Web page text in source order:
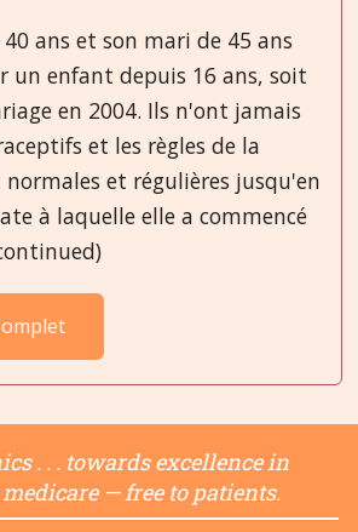
ans et son mari de 45 ans
un enfant depuis 16 ans, soit
en 2004. Ils n'ont jamais
et les règles de la
et régulières jusqu'en
à laquelle elle a commencé
. . . towards excellence in
— free to patients.